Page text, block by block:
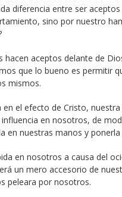
diferencia entre ser
sino por nuestro
aceptos delante de
que lo bueno es permitir
mismos.
el efecto de Cristo,
en nosotros, de
en nuestras manos y
en nosotros a causa del
un mero accesorio de
peleara por nosotros.